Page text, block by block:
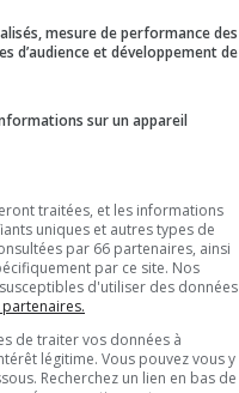
mesure de performance des
d’audience et développement de
sur un appareil
traitées, et les informations
uniques et autres types de
par 66 partenaires, ainsi
par ce site. Nos
d'utiliser des données
de traiter vos données à
légitime. Vous pouvez vous y
Recherchez un lien en bas de